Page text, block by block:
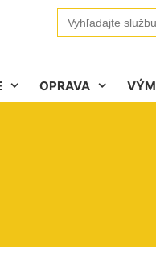
Search
for:
OPRAVA